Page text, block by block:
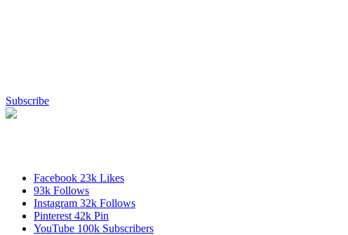
Subscribe
Facebook 23k Likes
93k Follows
Instagram 32k Follows
Pinterest 42k Pin
YouTube 100k Subscribers